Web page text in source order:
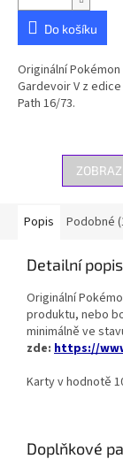
z
hvězdiček.
Do košíku
Originální
Gardevoir V z
Path 16/73.
Popis Podobné
Detailní
Originální
produktu, nebo
minimálně ve
zde: https://
Karty v hodnotě
Doplňkové